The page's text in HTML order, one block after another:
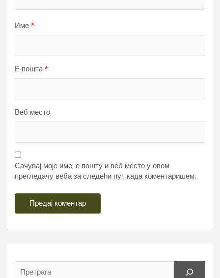
Име *
Е-пошта*
Веб место
Сачувај моје име, е-пошту и веб место у овом
прегледачу веба за следећи пут када коментаришем.